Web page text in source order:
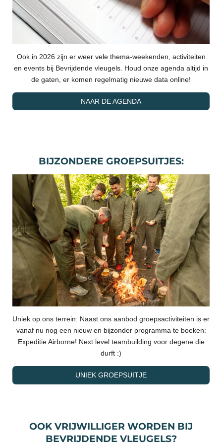
Ook in 2026 zijn er weer vele thema-weekenden, activiteiten
en events bij Bevrijdende vleugels. Houd onze agenda altijd in
de gaten, er komen regelmatig nieuwe data online!
NAAR DE AGENDA
BIJZONDERE GROEPSUITJES:
Uniek op ons terrein: Naast ons aanbod groepsactiviteiten is er
vanaf nu nog een nieuw en bijzonder programma te boeken:
Expeditie Airborne! Next level teambuilding voor degene die
durft :)
UNIEK GROEPSUITJE
OOK VRIJWILLIGER WORDEN BIJ
BEVRIJDENDE VLEUGELS?